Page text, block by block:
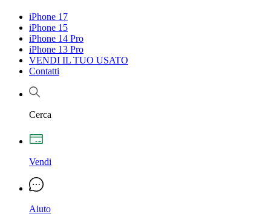
iPhone 17
iPhone 15
iPhone 14 Pro
iPhone 13 Pro
VENDI IL TUO USATO
Contatti
Cerca
Vendi
Aiuto